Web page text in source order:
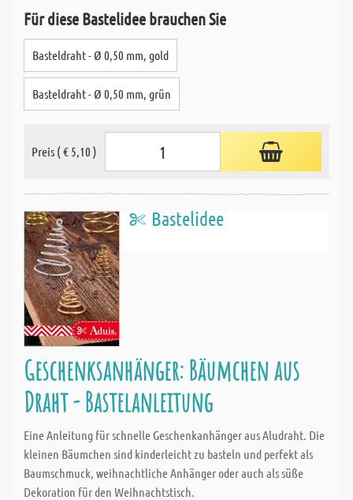
Für diese Bastelidee brauchen Sie
Basteldraht - Ø 0,50 mm, gold
Basteldraht - Ø 0,50 mm, grün
Preis ( € 5,10 )
Bastelidee
Geschenksanhänger: Bäumchen aus
Draht - Bastelanleitung
Eine Anleitung für schnelle Geschenkanhänger aus Aludraht. Die
kleinen Bäumchen sind kinderleicht zu basteln und perfekt als
Baumschmuck, weihnachtliche Anhänger oder auch als süße
Dekoration für den Weihnachtstisch.